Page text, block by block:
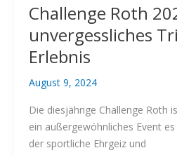
Challenge Roth
unvergessliches
Erlebnis
August 9, 2024
Die diesjährige Challenge Roth
ein außergewöhnliches Event
der sportliche Ehrgeiz und